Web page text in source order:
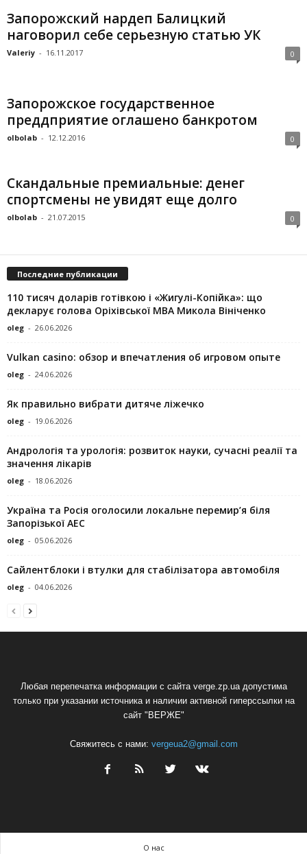
Запорожский нардеп Балицкий
наговорил себе серьезную статью УК
Valeriy - 16.11.2017 0
Запорожское государственное
преддприятие оглашено банкротом
olbolab - 12.12.2016 0
Скандальные премиальные: денег
спортсмены не увидят еще долго
olbolab - 21.07.2015 0
Последние публикации
110 тисяч доларів готівкою і «Жигулі-Копійка»: що
декларує голова Оріхівської МВА Микола Вініченко
oleg - 26.06.2026
Vulkan casino: обзор и впечатления об игровом опыте
oleg - 24.06.2026
Як правильно вибрати дитяче ліжечко
oleg - 19.06.2026
Андрологія та урологія: розвиток науки, сучасні реалії та
значення лікарів
oleg - 18.06.2026
Україна та Росія оголосили локальне перемир’я біля
Запорізької АЕС
oleg - 05.06.2026
Сайлентблоки і втулки для стабілізатора автомобіля
oleg - 04.06.2026
Любая перепечатка информации с сайта verge.zp.ua допустима
только при указании источника и наличии активной гиперссылки на
сайт "ВЕРЖЕ"
Свяжитесь с нами: vergeua2@gmail.com
О нас